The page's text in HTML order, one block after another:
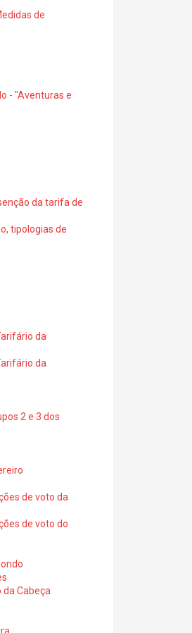
de
- "Aventuras e
da tarifa de
tipologias de
da
da
2 e 3 dos
de voto da
de voto do
Cabeça